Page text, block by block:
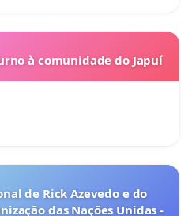
à comunidade do Japuí
de Rick Azevedo e do
das Nações Unidas -